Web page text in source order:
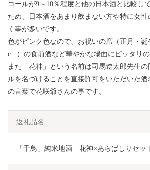
コールが9～10％程度と他の日本酒と比較し
ため、日本酒をあまり飲まない方や特に女
く事が多いです。
色がピンク色なので、お祝いの席（正月・誕
c...）の食前酒など華やかな場面にピッタリの
また「花神」という名前は司馬遼太郎先生の
ルを名づけることを直接許可をいただいた酒
の言葉で花咲爺さんの事です。
返礼品名
「千鳥」純米地酒　花神×あらばしりセッ